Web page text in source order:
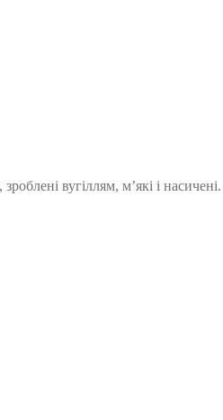
вугіллям, м’які і насичені.